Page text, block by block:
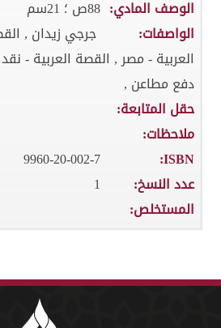
الوصف المادي: 88ص ؛ 21سم
الواصفات:
جرجي زيدان ,
العربية - مصر , القصة العربية -
دفع مطاعن ,
حقل المتابعة:
ملاحظات:
ISBN:
9960-20-002-7
عدد النسخ:
1
المستخلص: